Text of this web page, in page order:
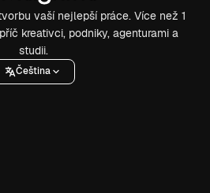
vaší nejlepší práce. Více než 1
kreativci, podniky, agenturami a
studii.
Čeština